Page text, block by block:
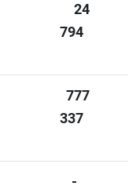
24
794
777
337
-